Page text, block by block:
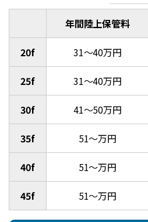
年間陸上保管料
20f 31～40万円
25f 31～40万円
30f 41～50万円
35f 51～万円
40f 51～万円
45f 51～万円